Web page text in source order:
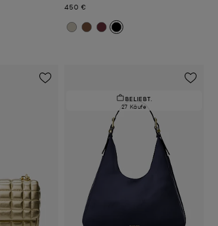
Jetzt
450 €
BELIEBT.
27 Käufe